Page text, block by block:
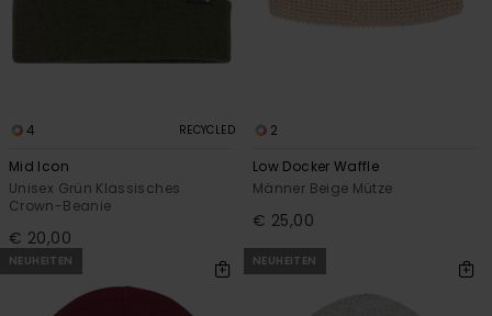
4 RECYCLED
Mid Icon
Unisex Grün Klassisches
Crown-Beanie
€ 20,00
2
Low Docker Waffle
Männer Beige Mütze
€ 25,00
NEUHEITEN NEUHEITEN